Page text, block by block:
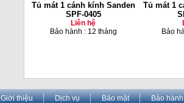
Tủ mát 1 cánh kính Sanden
SPF-0405
Liên hệ
Bảo hành : 12 tháng
Tủ mát 1
Bảo
Giới thiệu Dịch vụ Bảo mật Bảo hành